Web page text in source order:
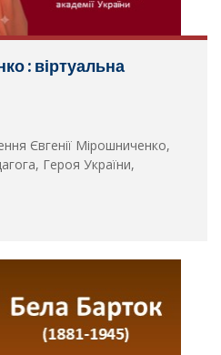
: віртуальна
Євгенії Мірошниченко,
Героя України,